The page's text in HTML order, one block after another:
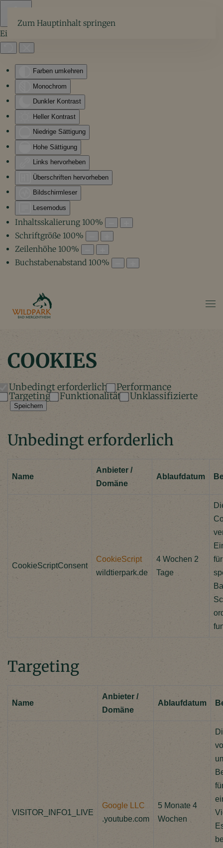
Eingabehilfen öffnen
Farben umkehren
Monochrom
Dunkler Kontrast
Heller Kontrast
Niedrige Sättigung
Hohe Sättigung
Links hervorheben
Überschriften hervorheben
Bildschirmleser
Lesemodus
Inhaltsskalierung 100%
Schriftgröße 100%
Zeilenhöhe 100%
Buchstabenabstand 100%
Zum Hauptinhalt springen
COOKIES
Unbedingt erforderlich Performance
Targeting Funktionalität Unklassifizierte
Speichern
Unbedingt erforderlich
Name
Anbieter /
Domäne
Ablaufdatum
CookieScriptConsent
CookieScript
wildtierpark.de
4 Wochen 2
Tage
Targeting
Name
Anbieter /
Domäne
Ablaufdatum
VISITOR_INFO1_LIVE
Google LLC
.youtube.com
5 Monate 4
Wochen